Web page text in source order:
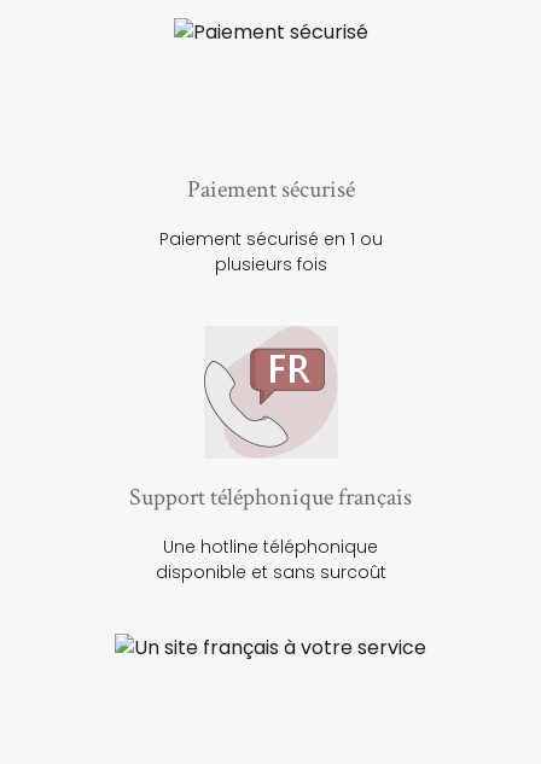
Paiement sécurisé
Paiement sécurisé en 1 ou
plusieurs fois
Support téléphonique français
Une hotline téléphonique
disponible et sans surcoût